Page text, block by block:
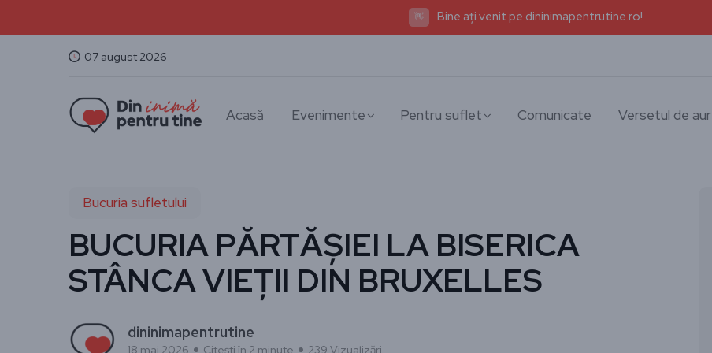
👋 Bine ați venit pe dininimapentrutine.ro!
07 august 2026
Acasă Evenimente Pentru suflet Comunicate Versetul de aur
Bucuria sufletului
BUCURIA PĂRTĂȘIEI LA BISERICA
STÂNCA VIEȚII DIN BRUXELLES
dininimapentrutine
18 mai 2026 Citești în 2 minute 239 Vizualizări